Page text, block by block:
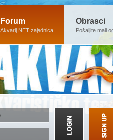
Forum
Akvarij.NET zajednica
Obrasci
Pošaljite mali